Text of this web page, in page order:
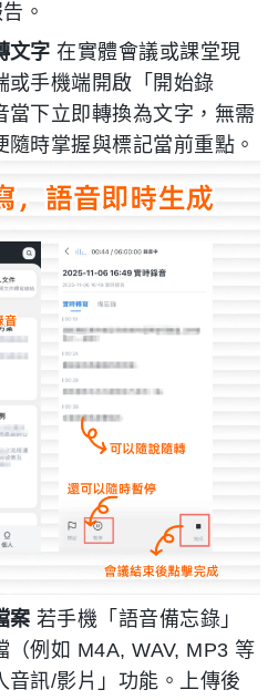
。
文字 在實體會議或課堂現
或手機端開啟「開始錄
當下立即轉換為文字，無需
時掌握與標記當前重點。
案 若手機「語音備忘錄」
（例如 M4A, WAV, MP3 等
音訊/影片」功能。上傳後